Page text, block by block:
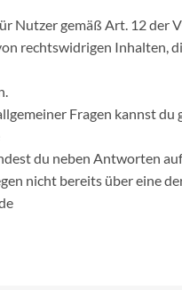
Nutzer gemäß Art. 12 der
rechtswidrigen Inhalten,
Fragen kannst du
du neben Antworten
nicht bereits über eine